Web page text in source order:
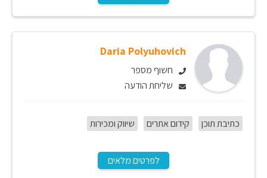
Daria Polyuhovich
חשוף מספר
שליחת הודעה
כתיבת תוכן קידום אתרים שיווק ומכירות
לפרטים מלאים